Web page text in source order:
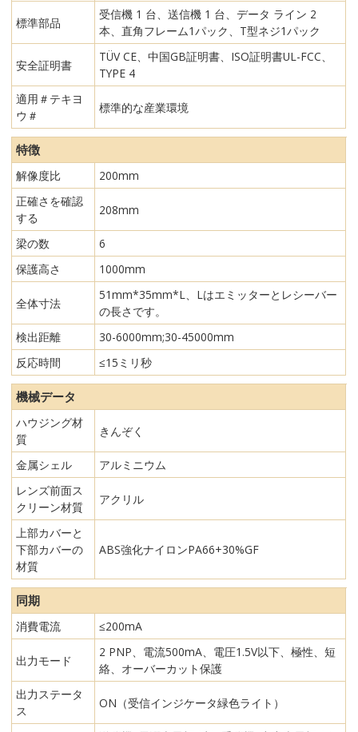
標準部品
受信機 1 台、送信機 1 台、データ ライン 2
本、直角フレーム1パック、T型ネジ1パック
安全証明書
TÜV CE、中国GB証明書、ISO証明書UL-FCC、
TYPE 4
適用＃テキヨ
ウ＃
標準的な産業環境
特徴
解像度比
200mm
正確さを確認
する
208mm
梁の数
6
保護高さ
1000mm
全体寸法
51mm*35mm*L、Lはエミッターとレシーバー
の長さです。
検出距離
30-6000mm;30-45000mm
反応時間
≤15ミリ秒
機械データ
ハウジング材
質
きんぞく
金属シェル
アルミニウム
レンズ前面ス
クリーン材質
アクリル
上部カバーと
下部カバーの
材質
ABS強化ナイロンPA66+30%GF
同期
消費電流 ≤200mA
出力モード
2 PNP、電流500mA、電圧1.5V以下、極性、短
絡、オーバーカット保護
出力ステータ
ス
ON（受信インジケータ緑色ライト）